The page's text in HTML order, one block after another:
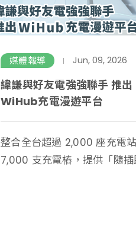
媒體報導 Jun, 09, 2026
緯謙與好友電強強聯手 推出
WiHub充電漫遊平台
整合全台超過 2,000 座充電
7,000 支充電樁，提供「隨插